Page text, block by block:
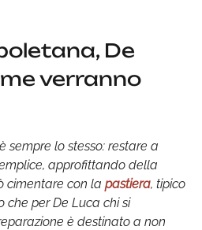
De
verranno
sempre lo stesso: restare a
approfittando della
cimentare con la pastiera, tipico
che per De Luca chi si
è destinato a non